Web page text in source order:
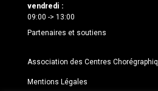
vendredi :
09:00 -> 13:00
Partenaires et soutiens
Association des Centres
Mentions Légales